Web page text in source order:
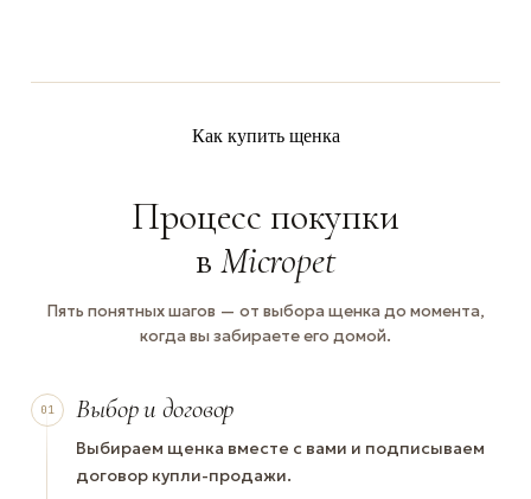
Как купить щенка
Процесс покупки
в Micropet
Пять понятных шагов — от выбора щенка до момента,
когда вы забираете его домой.
01 Выбор и договор
Выбираем щенка вместе с вами и подписываем
договор купли-продажи.